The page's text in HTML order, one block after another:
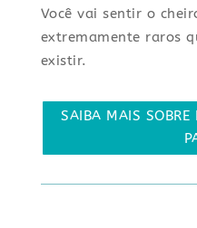
Você vai sentir o
extremamente raros
existir.
SAIBA MAIS SOBRE